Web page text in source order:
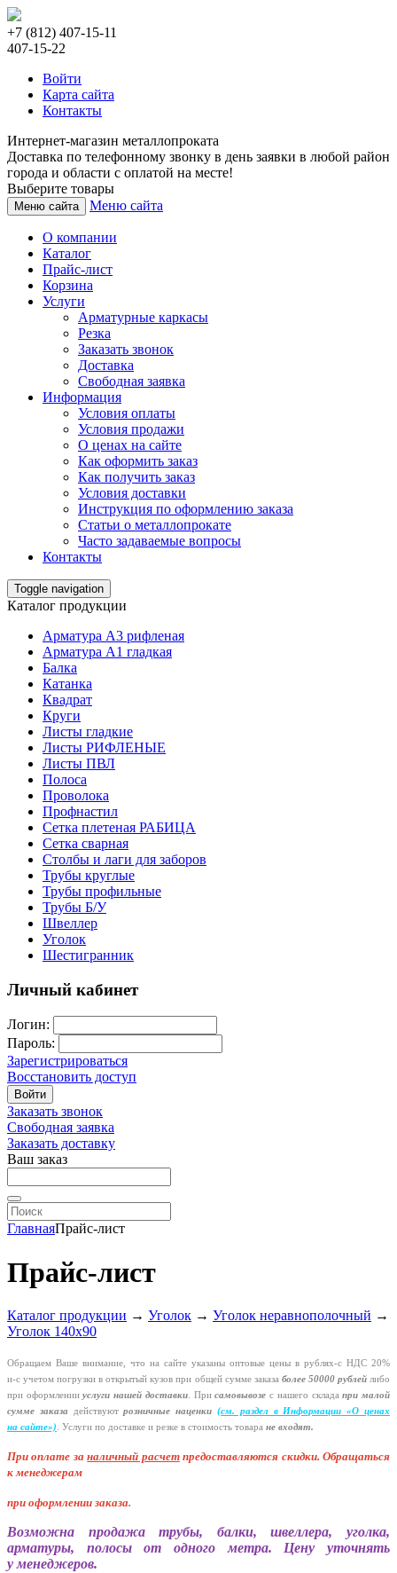
+7 (812) 407-15-11
407-15-22
Войти
Карта сайта
Контакты
Интернет-магазин металлопроката
Доставка по телефонному звонку в день заявки в любой район
города и области с оплатой на месте!
Выберите товары
Меню сайта Меню сайта
О компании
Каталог
Прайс-лист
Корзина
Услуги
Арматурные каркасы
Резка
Заказать звонок
Доставка
Свободная заявка
Информация
Условия оплаты
Условия продажи
О ценах на сайте
Как оформить заказ
Как получить заказ
Условия доставки
Инструкция по оформлению заказа
Статьи о металлопрокате
Часто задаваемые вопросы
Контакты
Toggle navigation
Каталог продукции
Арматура А3 рифленая
Арматура А1 гладкая
Балка
Катанка
Квадрат
Круги
Листы гладкие
Листы РИФЛЕНЫЕ
Листы ПВЛ
Полоса
Проволока
Профнастил
Сетка плетеная РАБИЦА
Сетка сварная
Столбы и лаги для заборов
Трубы круглые
Трубы профильные
Трубы Б/У
Швеллер
Уголок
Шестигранник
Личный кабинет
Логин:
Пароль:
Зарегистрироваться
Восстановить доступ
Войти
Заказать звонок
Свободная заявка
Заказать доставку
Ваш заказ
ГлавнаяПрайс-лист
Прайс-лист
Каталог продукции → Уголок → Уголок неравнополочный →
Уголок 140х90
Обращаем Ваше внимание, что на сайте указаны оптовые цены в рублях-с НДС 20%
и-с учетом погрузки в открытый кузов при общей сумме заказа более 50000 рублейлибо
при оформленииуслуги нашей доставки. Присамовывозе с нашего складапри малой
сумме заказа
действуютрозничные наценки (см. раздел в Информации «О ценах
на сайте»). Услуги по доставке и резке в стоимость товара не входят.
При оплате заналичный расчет предоставляются скидки. Обращаться
к менеджерам
при оформлении заказа.
Возможна продажа трубы, балки, швеллера, уголка,
арматуры, полосы от одного метра. Цену уточнять
у менеджеров.